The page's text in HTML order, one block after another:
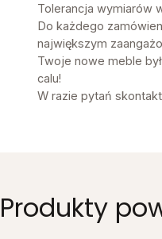
Tolerancja wymiarów
Do każdego
największym
Twoje nowe meble
calu!
W razie pytań
Produkty